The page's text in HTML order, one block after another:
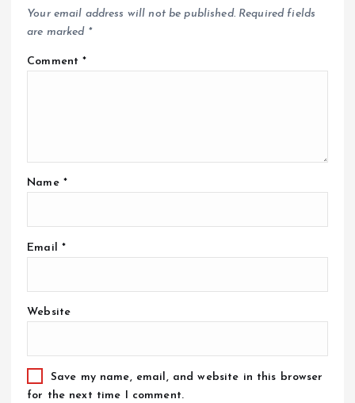
Your email address will not be published. Required fields
are marked *
Comment*
Name *
Email *
Website
Save my name, email, and website in this browser
for the next time I comment.